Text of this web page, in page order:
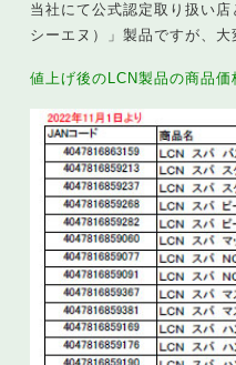
当社にて公式認定取り扱い
シーエヌ）」製品ですが、
値上げ後のLCN製品の商品価